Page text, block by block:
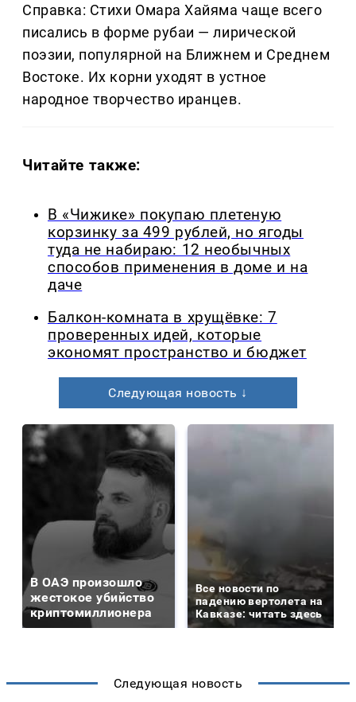
Справка: Стихи Омара Хайяма чаще всего
писались в форме рубаи — лирической
поэзии, популярной на Ближнем и Среднем
Востоке. Их корни уходят в устное
народное творчество иранцев.
Читайте также:
В «Чижике» покупаю плетеную
корзинку за 499 рублей, но ягоды
туда не набираю: 12 необычных
способов применения в доме и на
даче
Балкон-комната в хрущёвке: 7
проверенных идей, которые
экономят пространство и бюджет
Следующая новость ↓
В ОАЭ произошло
жестокое убийство
криптомиллионера
Все новости по
падению вертолета на
Кавказе: читать здесь
Следующая новость